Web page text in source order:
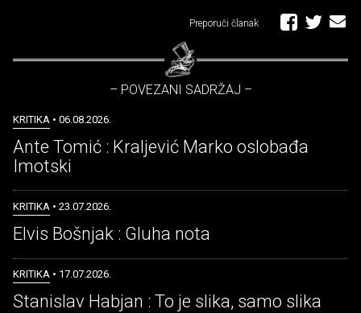
Preporuči članak
– POVEZANI SADRŽAJ –
KRITIKA • 06.08.2026.
Ante Tomić : Kraljević Marko oslobađa
Imotski
KRITIKA • 23.07.2026.
Elvis Bošnjak : Gluha nota
KRITIKA • 17.07.2026.
Stanislav Habjan : To je slika, samo slika